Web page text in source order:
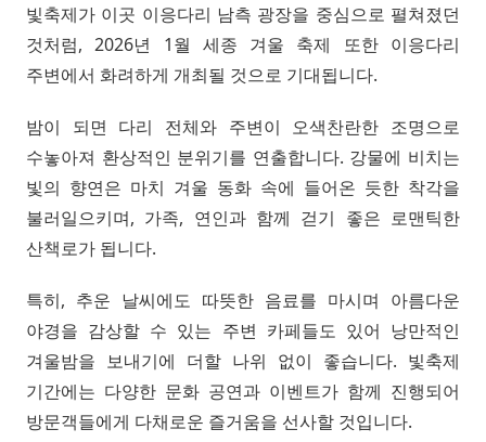
빛축제가 이곳 이응다리 남측 광장을 중심으로 펼쳐졌던
것처럼, 2026년 1월 세종 겨울 축제 또한 이응다리
주변에서 화려하게 개최될 것으로 기대됩니다.
밤이 되면 다리 전체와 주변이 오색찬란한 조명으로
수놓아져 환상적인 분위기를 연출합니다. 강물에 비치는
빛의 향연은 마치 겨울 동화 속에 들어온 듯한 착각을
불러일으키며, 가족, 연인과 함께 걷기 좋은 로맨틱한
산책로가 됩니다.
특히, 추운 날씨에도 따뜻한 음료를 마시며 아름다운
야경을 감상할 수 있는 주변 카페들도 있어 낭만적인
겨울밤을 보내기에 더할 나위 없이 좋습니다. 빛축제
기간에는 다양한 문화 공연과 이벤트가 함께 진행되어
방문객들에게 다채로운 즐거움을 선사할 것입니다.